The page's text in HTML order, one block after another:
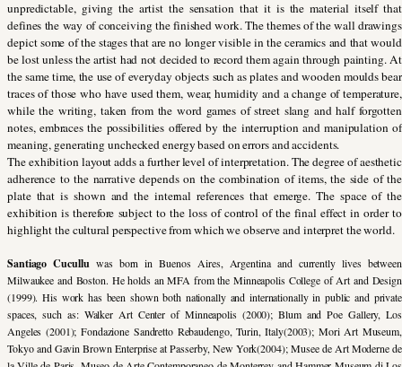
unpredictable, giving the artist the sensation that it is the material itself that
defines the way of conceiving the finished work. The themes of the wall drawings
depict some of the stages that are no longer visible in the ceramics and that would
be lost unless the artist had not decided to record them again through painting. At
the same time, the use of everyday objects such as plates and wooden moulds bear
traces of those who have used them, wear, humidity and a change of temperature,
while the writing, taken from the word games of street slang and half forgotten
notes, embraces the possibilities offered by the interruption and manipulation of
meaning, generatinguncheckedenergy based on errors and accidents.
The exhibition layout adds a further level of interpretation. The degree of aesthetic
adherence to the narrative depends on the combination of items, the side of the
plate that is shown and the internal references that emerge. The space of the
exhibition is therefore subject to the loss of control of the final effect in order to
highlight the cultural perspective from which we observe and interpret the world.
Santiago Cucullu was born in Buenos Aires, Argentina and currently lives between
Milwaukee and Boston. He holds an MFA from the Minneapolis College of Art and Design
(1999). His work has been shown both nationally and internationally in public and private
spaces, such as: Walker Art Center of Minneapolis (2000); Blum and Poe Gallery, Los
Angeles (2001); Fondazione Sandretto Rebaudengo, Turin, Italy(2003); Mori Art Museum,
Tokyo and Gavin Brown Enterprise at Passerby, New York(2004); Musee de Art Moderne de